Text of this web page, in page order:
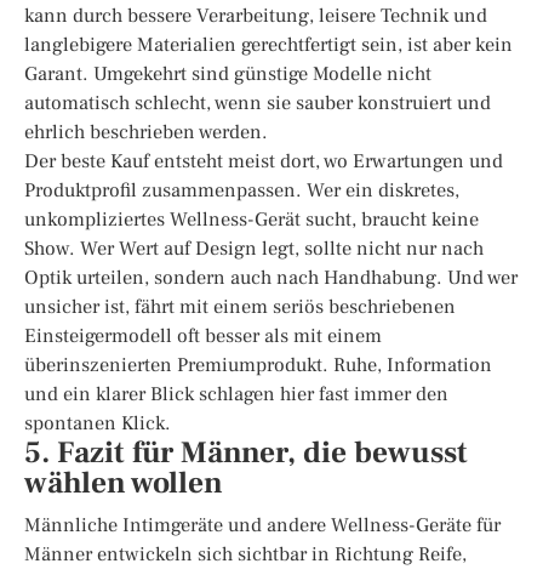
kann durch bessere Verarbeitung, leisere Technik und
langlebigere Materialien gerechtfertigt sein, ist aber kein
Garant. Umgekehrt sind günstige Modelle nicht
automatisch schlecht, wenn sie sauber konstruiert und
ehrlich beschrieben werden.
Der beste Kauf entsteht meist dort, wo Erwartungen und
Produktprofil zusammenpassen. Wer ein diskretes,
unkompliziertes Wellness-Gerät sucht, braucht keine
Show. Wer Wert auf Design legt, sollte nicht nur nach
Optik urteilen, sondern auch nach Handhabung. Und wer
unsicher ist, fährt mit einem seriös beschriebenen
Einsteigermodell oft besser als mit einem
überinszenierten Premiumprodukt. Ruhe, Information
und ein klarer Blick schlagen hier fast immer den
spontanen Klick.
5. Fazit für Männer, die bewusst
wählen wollen
Männliche Intimgeräte und andere Wellness-Geräte für
Männer entwickeln sich sichtbar in Richtung Reife,